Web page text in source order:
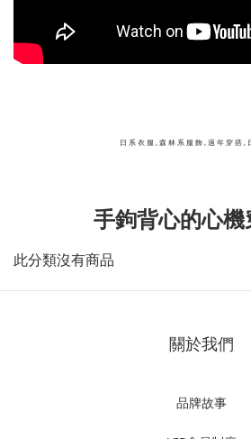
日系衣服,森林系服飾,過年穿搭,
手鉤背心的心
此分類沒有商品
關於我們
品牌故事